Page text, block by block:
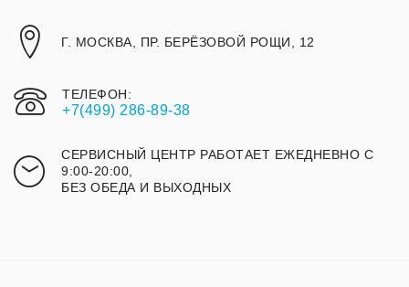
Г. МОСКВА, ПР. БЕРЁЗОВОЙ РОЩИ, 12
ТЕЛЕФОН:
+7(499) 286-89-38
СЕРВИСНЫЙ ЦЕНТР РАБОТАЕТ ЕЖЕДНЕВНО С
9:00-20:00,
БЕЗ ОБЕДА И ВЫХОДНЫХ